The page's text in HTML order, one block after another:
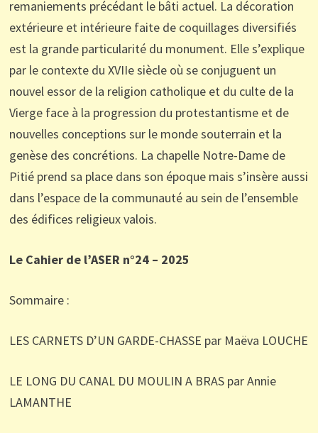
remaniements précédant le bâti actuel. La décoration
extérieure et intérieure faite de coquillages diversifiés
est la grande particularité du monument. Elle s’explique
par le contexte du XVIIe siècle où se conjuguent un
nouvel essor de la religion catholique et du culte de la
Vierge face à la progression du protestantisme et de
nouvelles conceptions sur le monde souterrain et la
genèse des concrétions. La chapelle Notre-Dame de
Pitié prend sa place dans son époque mais s’insère aussi
dans l’espace de la communauté au sein de l’ensemble
des édifices religieux valois.
Le Cahier de l’ASER n°24 – 2025
Sommaire :
LES CARNETS D’UN GARDE-CHASSE par Maëva LOUCHE
LE LONG DU CANAL DU MOULIN A BRAS par Annie
LAMANTHE